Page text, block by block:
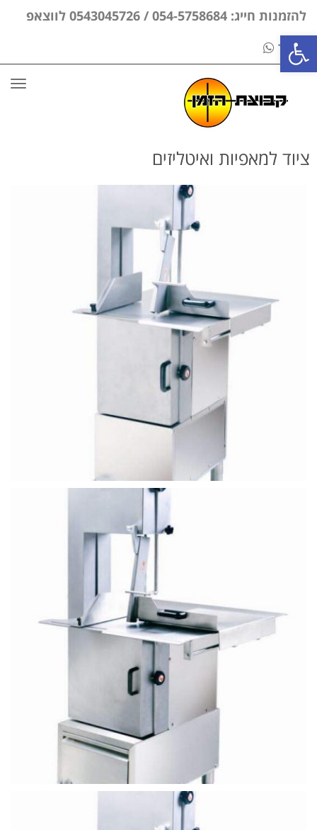
פתח סרגל נגישות
להזמנות חייג: 054-5758684 / 0543045726 לווצאפ
בלבד
ציוד למאפיות ואיטליזים